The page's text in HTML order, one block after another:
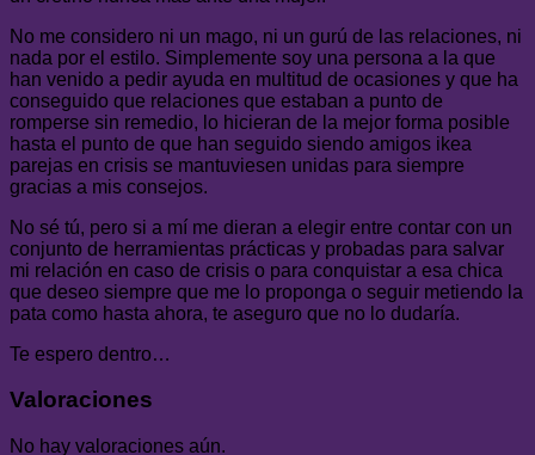
No me considero ni un mago, ni un gurú de las relaciones, ni
nada por el estilo. Simplemente soy una persona a la que
han venido a pedir ayuda en multitud de ocasiones y que ha
conseguido que relaciones que estaban a punto de
romperse sin remedio, lo hicieran de la mejor forma posible
hasta el punto de que han seguido siendo amigos ikea
parejas en crisis se mantuviesen unidas para siempre
gracias a mis consejos.
No sé tú, pero si a mí me dieran a elegir entre contar con un
conjunto de herramientas prácticas y probadas para salvar
mi relación en caso de crisis o para conquistar a esa chica
que deseo siempre que me lo proponga o seguir metiendo la
pata como hasta ahora, te aseguro que no lo dudaría.
Te espero dentro…
Valoraciones
No hay valoraciones aún.